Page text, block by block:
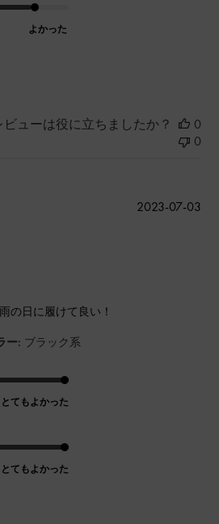
よかった
ビューは役に立ちましたか？
0
0
の日に履けて良い！
ー: ブラック系
とてもよかった
とてもよかった
公
2023-07-03